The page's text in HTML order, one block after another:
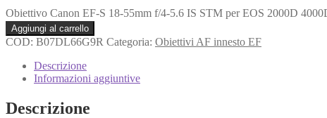
Obiettivo Canon EF-S 18-55mm f/4-5.6 IS STM per EOS 2000D
Aggiungi al carrello
COD: B07DL66G9R Categoria: Obiettivi AF innesto EF
Descrizione
Informazioni aggiuntive
Descrizione